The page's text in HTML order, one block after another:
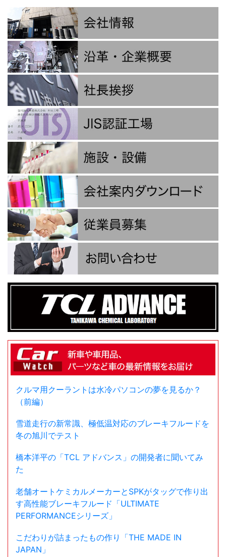
クルマ用クーラントは水冷パソコンの夢を見るか？
（前編）
雪道走行の新常識、極低温対応のブレーキフルードを
冬の旭川でテスト
橋本洋平の「TCL アドバンス」の開発者に聞いてみ
た
老舗オートケミカルメーカーとSPKがタッグで作り出
す高性能ブレーキフルード「ULTIMATE
PERFORMANCEシリーズ」
こだわりが詰まったもの作り「THE MADE IN
JAPAN」